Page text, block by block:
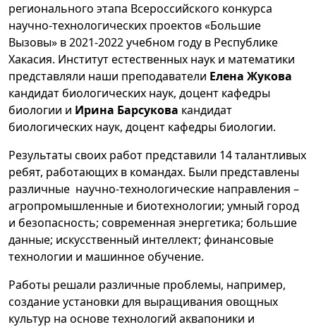
регионального этапа Всероссийского конкурса
научно-технологических проектов «Большие
Вызовы» в 2021-2022 учебном году в Республике
Хакасия. Институт естественных наук и математики
представляли наши преподаватели Елена Жукова
кандидат биологических наук, доцент кафедры
биологии и Ирина Барсукова кандидат
биологических наук, доцент кафедры биологии.
Результаты своих работ представили 14 талантливых
ребят, работающих в командах. Были представлены
различные научно-технологические направления –
агропромышленные и биотехнологии; умный город
и безопасность; современная энергетика; большие
данные; искусственный интеллект; финансовые
технологии и машинное обучение.
Работы решали различные проблемы, например,
создание установки для выращивания овощных
культур на основе технологий аквапоники и